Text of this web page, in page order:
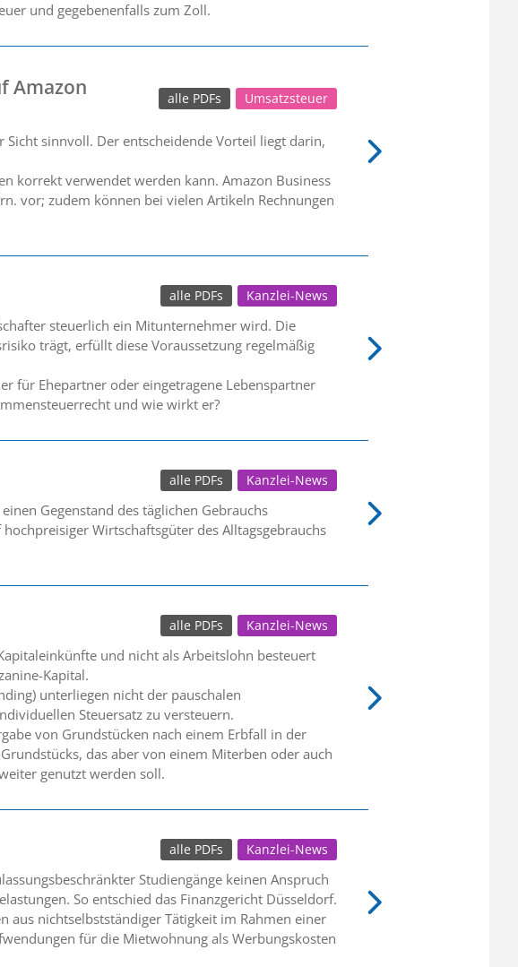
und gegebenenfalls zum Zoll.
Amazon
Umsatzsteuer
alle PDFs
sinnvoll. Der entscheidende Vorteil liegt darin,
korrekt verwendet werden kann. Amazon Business
vor; zudem können bei vielen Artikeln Rechnungen
Kanzlei-News
alle PDFs
steuerlich ein Mitunternehmer wird. Die
trägt, erfüllt diese Voraussetzung regelmäßig
für Ehepartner oder eingetragene Lebenspartner
und wie wirkt er?
Kanzlei-News
alle PDFs
Gegenstand des täglichen Gebrauchs
Wirtschaftsgüter des Alltagsgebrauchs
Kanzlei-News
alle PDFs
und nicht als Arbeitslohn besteuert
Kapital.
unterliegen nicht der pauschalen
Steuersatz zu versteuern.
von Grundstücken nach einem Erbfall in der
das aber von einem Miterben oder auch
genutzt werden soll.
Kanzlei-News
alle PDFs
Studiengänge keinen Anspruch
So entschied das Finanzgericht Düsseldorf.
aus nichtselbstständiger Tätigkeit im Rahmen einer
für die Mietwohnung als Werbungskosten